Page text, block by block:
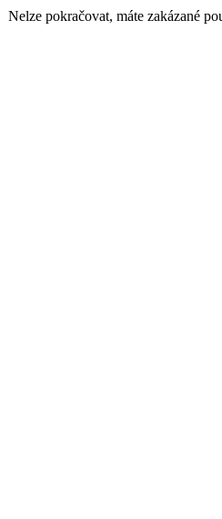
Nelze pokračovat, máte zakázané